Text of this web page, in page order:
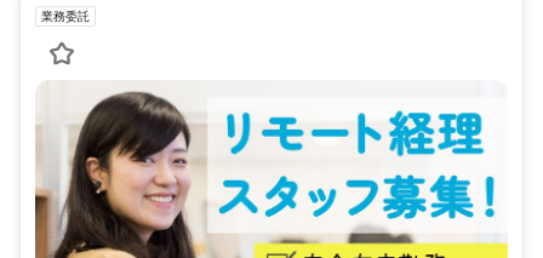
業務委託